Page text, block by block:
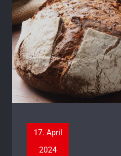
17. April
2024